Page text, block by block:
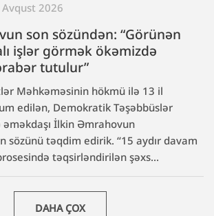
Avqust 2026
son sözündən: “Görünən
işlər görmək ökəmizdə
tutulur”
Məhkəməsinin hökmü ilə 13 il
edilən, Demokratik Təşəbbüslər
İlkin Əmrahovun
sözünü təqdim edirik. “15 aydır davam
təqsirləndirilən şəxs...
DAHA ÇOX